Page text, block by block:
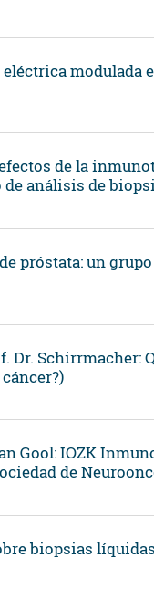
modulada
de la
análisis de
próstata: un
Dr. Schirrmacher:
Gool: IOZK
de
biopsias